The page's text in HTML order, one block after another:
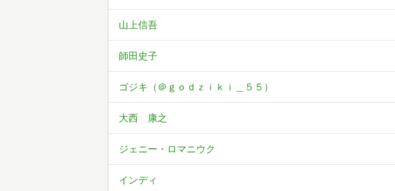
山上信吾
師田史子
ゴジキ（＠ｇｏｄｚｉｋｉ＿５５）
大西 康之
ジェニー・ロマニウク
インディ